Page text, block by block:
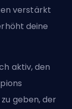
verstärkt
deine
aktiv, den
geben, der